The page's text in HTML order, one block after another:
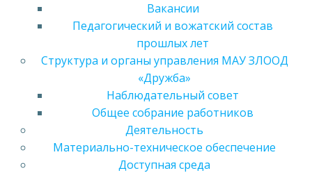
Вакансии
Педагогический и вожатский состав
прошлых лет
Структура и органы управления МАУ ЗЛООД
«Дружба»
Наблюдательный совет
Общее собрание работников
Деятельность
Материально-техническое обеспечение
Доступная среда